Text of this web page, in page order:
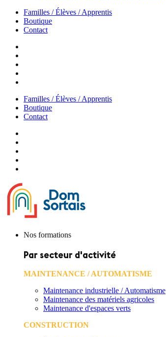
Familles / Élèves / Apprentis
Boutique
Contact
Familles / Élèves / Apprentis
Boutique
Contact
Nos formations
Par secteur d'activité
MAINTENANCE / AUTOMATISME
Maintenance industrielle / Automatisme
Maintenance des matériels agricoles
Maintenance d'espaces verts
CONSTRUCTION